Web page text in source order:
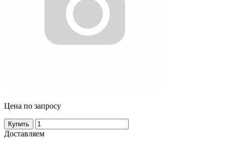
Цена по запросу
Купить
Доставляем